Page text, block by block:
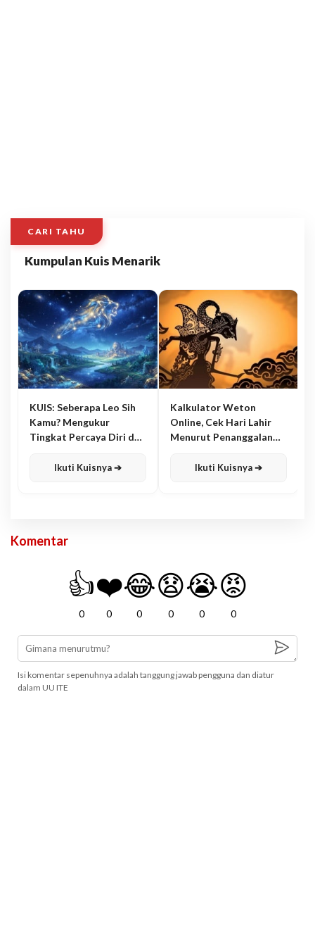
CARI TAHU
Kumpulan Kuis Menarik
KUIS: Seberapa Leo Sih
Kamu? Mengukur
Tingkat Percaya Diri dan
Ikuti Kuisnya ➔
Kalkulator Weton
Online, Cek Hari Lahir
Menurut Penanggalan
Ikuti Kuisnya ➔
Komentar
👍
0
❤️
0
😂
0
😧
0
😭
0
😡
0
Isi komentar sepenuhnya adalah tanggung jawab pengguna dan diatur
dalam UU ITE